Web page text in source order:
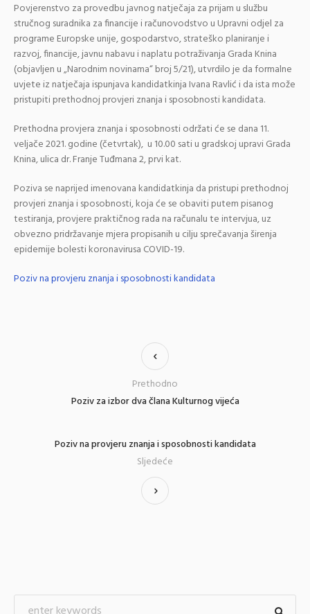
Povjerenstvo za provedbu javnog natječaja za prijam u službu
stručnog suradnika za financije i računovodstvo u Upravni odjel za
programe Europske unije, gospodarstvo, strateško planiranje i
razvoj, financije, javnu nabavu i naplatu potraživanja Grada Knina
(objavljen u „Narodnim novinama“ broj 5/21), utvrdilo je da formalne
uvjete iz natječaja ispunjava kandidatkinja Ivana Ravlić i da ista može
pristupiti prethodnoj provjeri znanja i sposobnosti kandidata.
Prethodna provjera znanja i sposobnosti održati će se dana 11.
veljače 2021. godine (četvrtak), u 10.00 sati u gradskoj upravi Grada
Knina, ulica dr. Franje Tuđmana 2, prvi kat.
Poziva se naprijed imenovana kandidatkinja da pristupi prethodnoj
provjeri znanja i sposobnosti, koja će se obaviti putem pisanog
testiranja, provjere praktičnog rada na računalu te intervjua, uz
obvezno pridržavanje mjera propisanih u cilju sprečavanja širenja
epidemije bolesti koronavirusa COVID-19.
Poziv na provjeru znanja i sposobnosti kandidata
Poziv za izbor dva člana Kulturnog vijeća
Prethodno
Poziv na provjeru znanja i sposobnosti kandidata
Sljedeće